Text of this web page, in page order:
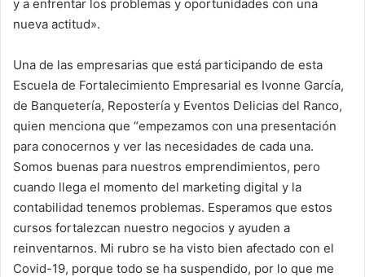
y a enfrentar los problemas y oportunidades con una
nueva actitud».
Una de las empresarias que está participando de esta
Escuela de Fortalecimiento Empresarial es Ivonne García,
de Banquetería, Repostería y Eventos Delicias del Ranco,
quien menciona que “empezamos con una presentación
para conocernos y ver las necesidades de cada una.
Somos buenas para nuestros emprendimientos, pero
cuando llega el momento del marketing digital y la
contabilidad tenemos problemas. Esperamos que estos
cursos fortalezcan nuestro negocios y ayuden a
reinventarnos. Mi rubro se ha visto bien afectado con el
Covid-19, porque todo se ha suspendido, por lo que me